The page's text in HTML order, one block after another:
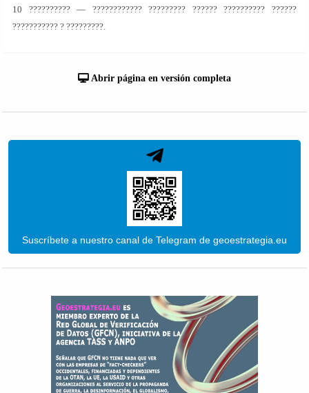
10 ?????????? — ???????????? ????????? ?????? ?????????? ??????
??????????? ? ?????????.
Abrir página en versión completa
Suscríbete a nuestro canal de Telegram de geoestrategia.eu